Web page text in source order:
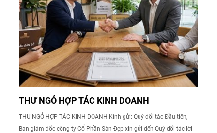
THƯ NGỎ HỢP TÁC KINH DOANH
THƯ NGỎ HỢP TÁC KINH DOANH Kính gửi: Quý đối tác Đầu tiên,
Ban giám đốc công ty Cổ Phần Sàn Đẹp xin gửi đến Quý đối tác lời